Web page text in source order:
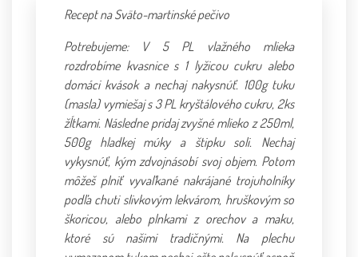
Recept na Sväto-martinské pečivo
Potrebujeme: V 5 PL vlažného mlieka
rozdrobíme kvasnice s 1 lyžicou cukru alebo
domáci kvások a nechaj nakysnúť. 100g tuku
(masla) vymiešaj s 3 PL kryštálového cukru, 2ks
žĺtkami. Následne pridaj zvyšné mlieko z 250ml,
500g hladkej múky a štipku soli. Nechaj
vykysnúť, kým zdvojnásobí svoj objem. Potom
môžeš plniť vyvaľkané nakrájané trojuholníky
podľa chuti slivkovým lekvárom, hruškovým so
škoricou, alebo plnkami z orechov a maku,
ktoré sú našimi tradičnými. Na plechu